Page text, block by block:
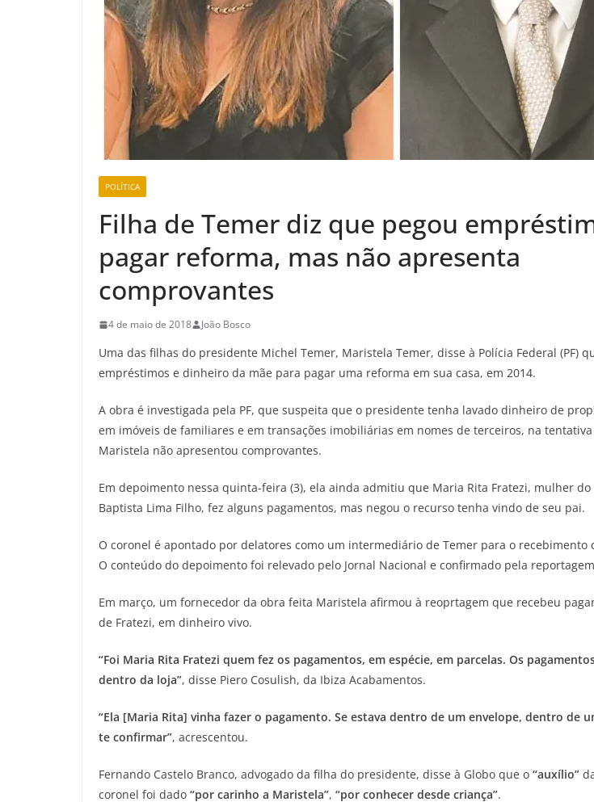
POLÍTICA
Filha de Temer diz que pegou
pagar reforma, mas não apresenta
comprovantes
4 de maio de 2018 João Bosco
Uma das filhas do presidente Michel Temer, Maristela Temer, disse à Polícia Federal (PF)
empréstimos e dinheiro da mãe para pagar uma reforma em sua casa, em 2014.
A obra é investigada pela PF, que suspeita que o presidente tenha lavado dinheiro de
em imóveis de familiares e em transações imobiliárias em nomes de terceiros, na
Maristela não apresentou comprovantes.
Em depoimento nessa quinta-feira (3), ela ainda admitiu que Maria Rita Fratezi, mulher do
Baptista Lima Filho, fez alguns pagamentos, mas negou o recurso tenha vindo de seu pai.
O coronel é apontado por delatores como um intermediário de Temer para o recebimento
O conteúdo do depoimento foi relevado pelo Jornal Nacional e confirmado pela
Em março, um fornecedor da obra feita Maristela afirmou à reoprtagem que recebeu
de Fratezi, em dinheiro vivo.
“Foi Maria Rita Fratezi quem fez os pagamentos, em espécie, em parcelas. Os
dentro da loja”, disse Piero Cosulish, da Ibiza Acabamentos.
“Ela [Maria Rita] vinha fazer o pagamento. Se estava dentro de um envelope, dentro de
te confirmar”, acrescentou.
Fernando Castelo Branco, advogado da filha do presidente, disse à Globo que o “auxílio”
coronel foi dado “por carinho a Maristela”, “por conhecer desde criança”.